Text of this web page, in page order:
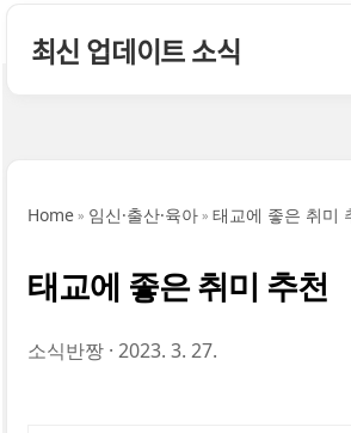
최신 업데이트 소식
Home 임신·출산·육아 태교에 좋은 취미
태교에 좋은 취미 추천
소식반짱 2023. 3. 27.